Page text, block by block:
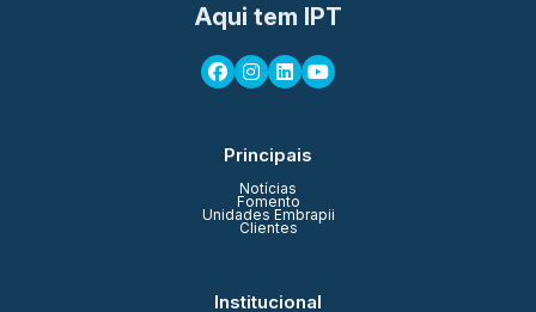
Aqui tem IPT
Principais
Notícias
Fomento
Unidades Embrapii
Clientes
Institucional